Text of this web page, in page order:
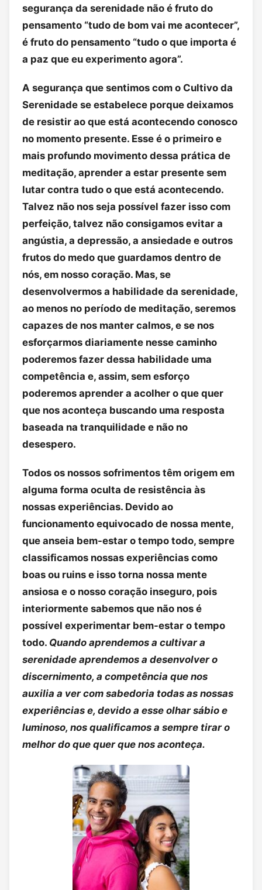
segurança da serenidade não é fruto do
pensamento “tudo de bom vai me acontecer”,
é fruto do pensamento “tudo o que importa é
a paz que eu experimento agora”.
A segurança que sentimos com o Cultivo da
Serenidade se estabelece porque deixamos
de resistir ao que está acontecendo conosco
no momento presente. Esse é o primeiro e
mais profundo movimento dessa prática de
meditação, aprender a estar presente sem
lutar contra tudo o que está acontecendo.
Talvez não nos seja possível fazer isso com
perfeição, talvez não consigamos evitar a
angústia, a depressão, a ansiedade e outros
frutos do medo que guardamos dentro de
nós, em nosso coração. Mas, se
desenvolvermos a habilidade da serenidade,
ao menos no período de meditação, seremos
capazes de nos manter calmos, e se nos
esforçarmos diariamente nesse caminho
poderemos fazer dessa habilidade uma
competência e, assim, sem esforço
poderemos aprender a acolher o que quer
que nos aconteça buscando uma resposta
baseada na tranquilidade e não no
desespero.
Todos os nossos sofrimentos têm origem em
alguma forma oculta de resistência às
nossas experiências. Devido ao
funcionamento equivocado de nossa mente,
que anseia bem-estar o tempo todo, sempre
classificamos nossas experiências como
boas ou ruins e isso torna nossa mente
ansiosa e o nosso coração inseguro, pois
interiormente sabemos que não nos é
possível experimentar bem-estar o tempo
todo. Quando aprendemos a cultivar a
serenidade aprendemos a desenvolver o
discernimento, a competência que nos
auxilia a ver com sabedoria todas as nossas
experiências e, devido a esse olhar sábio e
luminoso, nos qualificamos a sempre tirar o
melhor do que quer que nos aconteça.